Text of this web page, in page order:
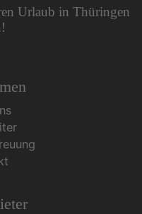
Urlaub in Thüringen